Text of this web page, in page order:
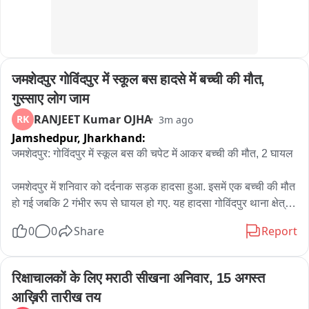
जाईल, तसतसे आणखी गंभीर खुलासे होण्याची शक्यता आहे.
जमशेदपुर गोविंदपुर में स्कूल बस हादसे में बच्ची की मौत,
गुस्साए लोग जाम
RK RANJEET Kumar OJHA 3m ago
Jamshedpur, Jharkhand:
जमशेदपुर: गोविंदपुर में स्कूल बस की चपेट में आकर बच्ची की मौत, 2 घायल
जमशेदपुर में शनिवार को दर्दनाक सड़क हादसा हुआ. इसमें एक बच्ची की मौत
हो गई जबकि 2 गंभीर रूप से घायल हो गए. यह हादसा गोविंदपुर थाना क्षेत्र
सड़क किनारे खड़ी बच्ची को अपनी चपेट में ले लिया. हादसे में दो अन्य लोग
के बाद स्थानीय लोगों में काफी आक्रोश देखा गया और लोगों ने सड़क जाम
कर विरोध जताया. घटना के विरोध में सड़क को जाम कर दिया.
भोला बागान निवासी रूही कुमारी (7) अपने परिवार के साथ अन्ना चौक के
0 0 Share Report
रिक्षाचालकों के लिए मराठी सीखना अनिवार, 15 अगस्त
आख़िरी तारीख तय